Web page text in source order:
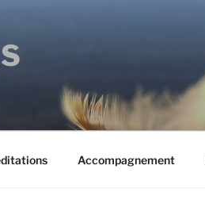
Accompagnement